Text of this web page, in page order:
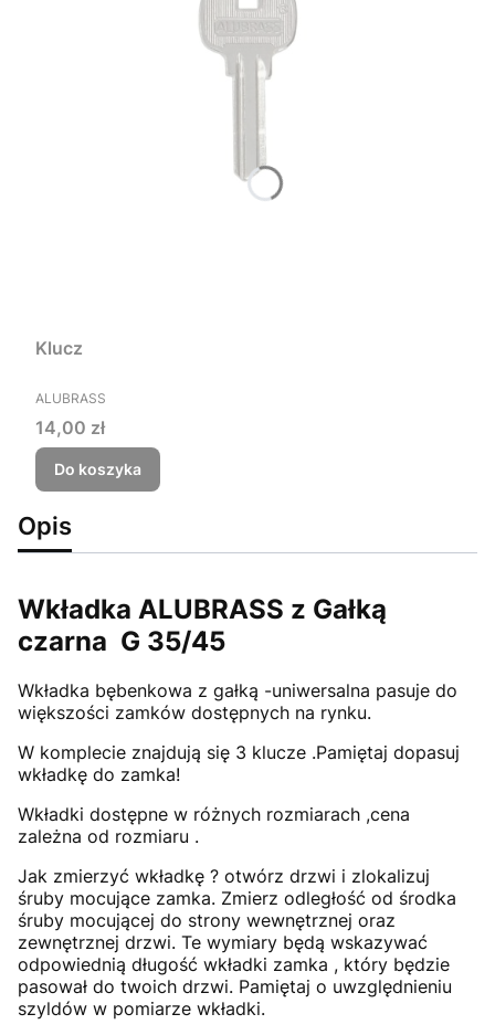
Klucz
PRODUCENT
ALUBRASS
Cena
14,00 zł
Do koszyka
Opis
Wkładka ALUBRASS z Gałką
czarna G 35/45
Wkładka bębenkowa z gałką -uniwersalna pasuje do
większości zamków dostępnych na rynku.
W komplecie znajdują się 3 klucze .Pamiętaj dopasuj
wkładkę do zamka!
Wkładki dostępne w różnych rozmiarach ,cena
zależna od rozmiaru .
Jak zmierzyć wkładkę ? otwórz drzwi i zlokalizuj
śruby mocujące zamka. Zmierz odległość od środka
śruby mocującej do strony wewnętrznej oraz
zewnętrznej drzwi. Te wymiary będą wskazywać
odpowiednią długość wkładki zamka , który będzie
pasował do twoich drzwi. Pamiętaj o uwzględnieniu
szyldów w pomiarze wkładki.